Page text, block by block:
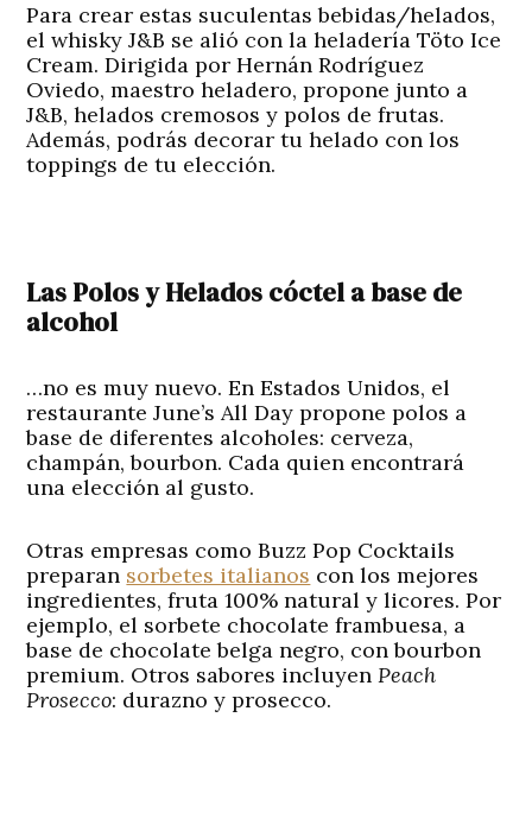
Para crear estas suculentas bebidas/helados,
el whisky J&B se alió con la heladería Töto Ice
Cream. Dirigida por Hernán Rodríguez
Oviedo, maestro heladero, propone junto a
J&B, helados cremosos y polos de frutas.
Además, podrás decorar tu helado con los
toppings de tu elección.
Las Polos y Helados cóctel a base de
alcohol
…no es muy nuevo. En Estados Unidos, el
restaurante June’s All Day propone polos a
base de diferentes alcoholes: cerveza,
champán, bourbon. Cada quien encontrará
una elección al gusto.
Otras empresas como Buzz Pop Cocktails
preparan sorbetes italianos con los mejores
ingredientes, fruta 100% natural y licores. Por
ejemplo, el sorbete chocolate frambuesa, a
base de chocolate belga negro, con bourbon
premium. Otros sabores incluyenPeach
Prosecco: durazno y prosecco.